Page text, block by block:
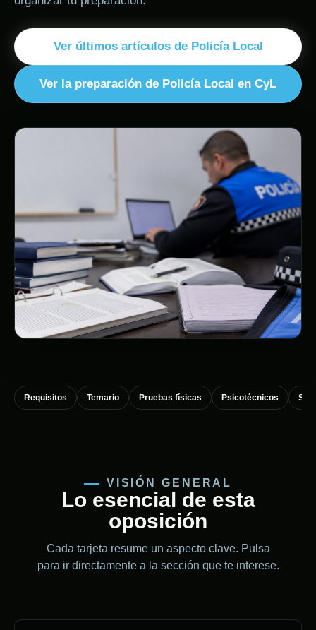
Ver últimos artículos de Policía Local
Ver la preparación de Policía Local en CyL
Requisitos Temario Pruebas físicas Psicotécnicos
VISIÓN GENERAL
Lo esencial de esta
oposición
Cada tarjeta resume un aspecto clave. Pulsa
para ir directamente a la sección que te interese.